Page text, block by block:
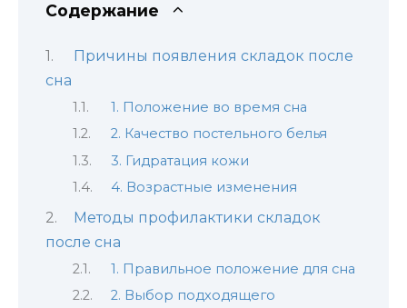
Содержание
Причины появления складок после
сна
1. Положение во время сна
2. Качество постельного белья
3. Гидратация кожи
4. Возрастные изменения
Методы профилактики складок
после сна
1. Правильное положение для сна
2. Выбор подходящего